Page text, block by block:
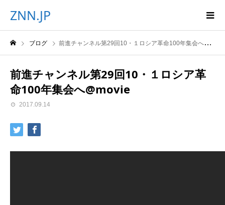
ZNN.JP
ブログ 前進チャンネル第29回10・１ロシア革命100年集会へ@movie
前進チャンネル第29回10・１ロシア革
命100年集会へ@movie
2017.09.14